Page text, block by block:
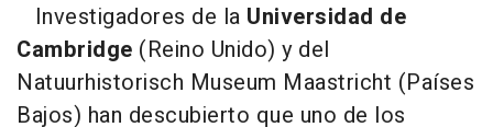
Investigadores de la Universidad de
Cambridge (Reino Unido) y del
Natuurhistorisch Museum Maastricht (Países
Bajos) han descubierto que uno de los